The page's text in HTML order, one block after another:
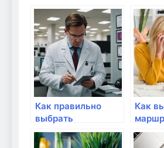
маршрутизатор
для потокового
видео
для
Как правильно
выбрать
маршрутизатор
для большого
Как
для